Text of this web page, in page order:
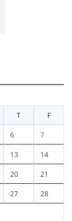
T F
6 7
13 14
20 21
27 28